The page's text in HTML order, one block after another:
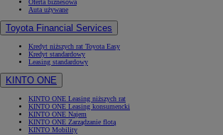
Oferta biznesowa
Auta używane
Toyota Financial Services
Kredyt niższych rat Toyota Easy
Kredyt standardowy
Leasing standardowy
KINTO ONE
KINTO ONE Leasing niższych rat
KINTO ONE Leasing konsumencki
KINTO ONE Najem
KINTO ONE Zarządzanie flotą
KINTO Mobility